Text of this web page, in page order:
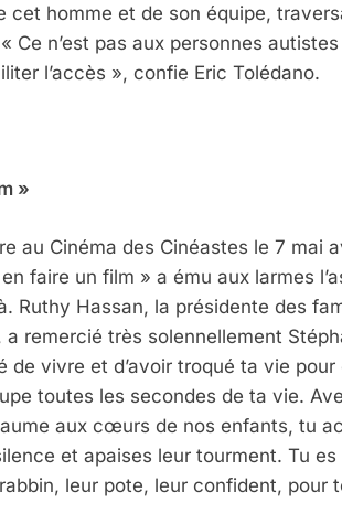
cet homme et de son équipe,
n’est pas aux personnes
l’accès », confie Eric Tolédano.
»
au Cinéma des Cinéastes le 7 mai
faire un film » a ému aux larmes
Ruthy Hassan, la présidente des
a remercié très solennellement
de vivre et d’avoir troqué ta vie
toutes les secondes de ta vie.
aux cœurs de nos enfants, tu
et apaises leur tourment. Tu
leur pote, leur confident, pour
L’année La Plus Meurtrière
DIGNE ET RÉSILIENTE :